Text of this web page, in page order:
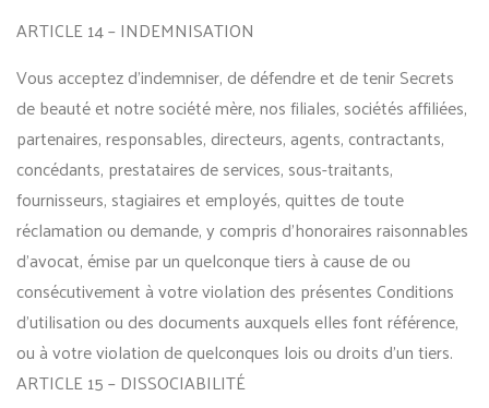
ARTICLE 14 – INDEMNISATION
Vous acceptez d’indemniser, de défendre et de tenir Secrets
de beauté et notre société mère, nos filiales, sociétés affiliées,
partenaires, responsables, directeurs, agents, contractants,
concédants, prestataires de services, sous-traitants,
fournisseurs, stagiaires et employés, quittes de toute
réclamation ou demande, y compris d’honoraires raisonnables
d’avocat, émise par un quelconque tiers à cause de ou
consécutivement à votre violation des présentes Conditions
d’utilisation ou des documents auxquels elles font référence,
ou à votre violation de quelconques lois ou droits d’un tiers.
ARTICLE 15 – DISSOCIABILITÉ